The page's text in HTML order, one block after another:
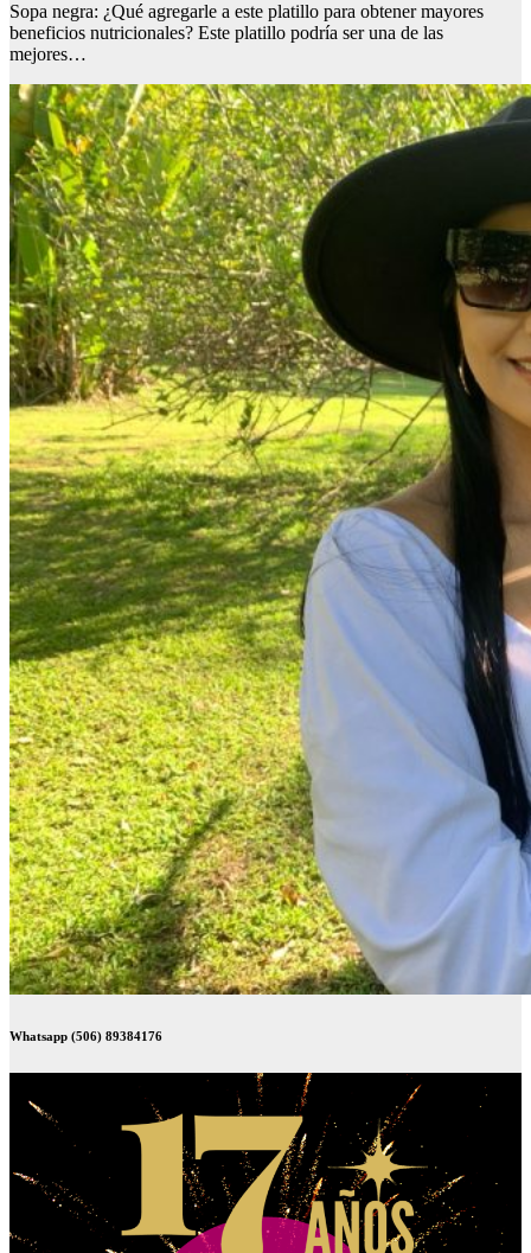
Sopa negra: ¿Qué agregarle a este platillo para obtener mayores
beneficios nutricionales? Este platillo podría ser una de las
mejores…
Whatsapp (506) 89384176